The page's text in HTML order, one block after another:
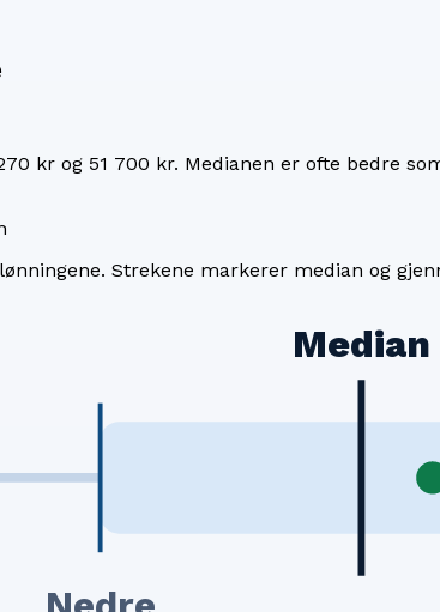
kr og 51 700 kr. Medianen er ofte bedre
Strekene markerer median og
Median